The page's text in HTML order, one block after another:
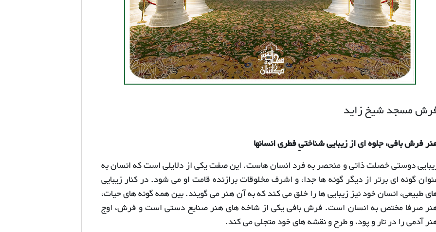
مسجد شیخ زاید
فرش بافی، جلوه ای از زیبایی شناختیِ فطری انسانها
دوستی خصلت ذاتی و منحصر به فرد انسان هاست. این صفت یکی از دلایلی است که انسان به
گونه ای برتر از دیگر گونه ها جدا، و اشرف مخلوقات برازنده قامت او می شود. در کنار زیبایی
طبیعی، انسان خود نیز زیبایی ها را خلق می کند که به آن هنر می گویند. بین همه گونه های حیات،
صرفا مختص به انسان است. فرش بافی یکی از شاخه های هنر صنایع دستی است و فرش، اوج
آدمی را در تار و پود، و طرح و نقشه های خود متجلی می کند.